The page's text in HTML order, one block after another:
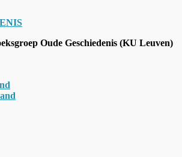
Oude Geschiedenis (KU Leuven)